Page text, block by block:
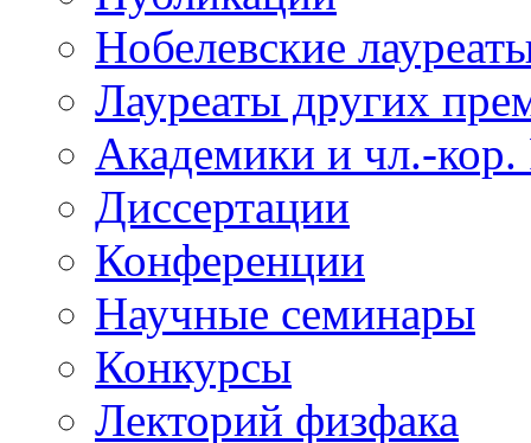
Нобелевские
Лауреаты других
Академики и чл.-
Диссертации
Конференции
Научные семинары
Конкурсы
Лекторий физфака